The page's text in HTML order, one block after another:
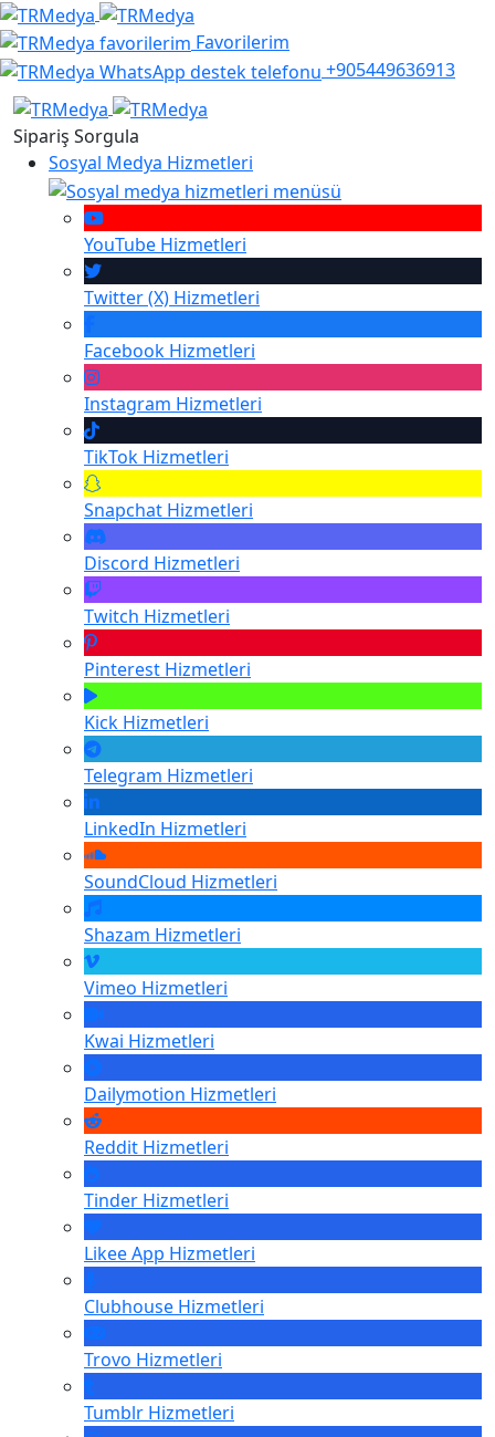
Favorilerim
+905449636913
Sipariş Sorgula
Sosyal Medya Hizmetleri
YouTube Hizmetleri
Twitter (X) Hizmetleri
Facebook Hizmetleri
Instagram Hizmetleri
TikTok Hizmetleri
Snapchat Hizmetleri
Discord Hizmetleri
Twitch Hizmetleri
Pinterest Hizmetleri
Kick Hizmetleri
Telegram Hizmetleri
LinkedIn Hizmetleri
SoundCloud Hizmetleri
Shazam Hizmetleri
Vimeo Hizmetleri
Kwai Hizmetleri
Dailymotion Hizmetleri
Reddit Hizmetleri
Tinder Hizmetleri
Likee App Hizmetleri
Clubhouse Hizmetleri
Trovo Hizmetleri
Tumblr Hizmetleri